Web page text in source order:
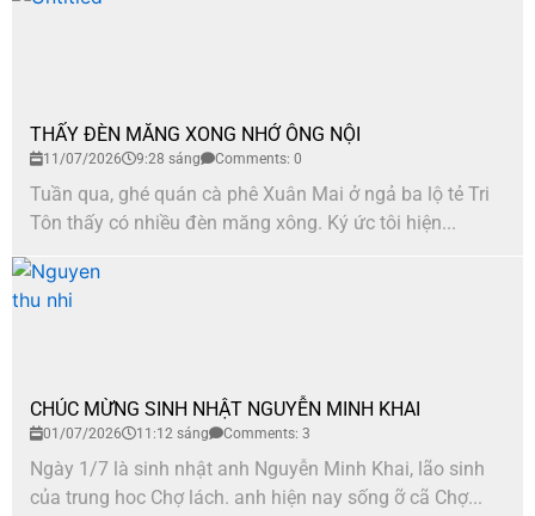
THẤY ĐÈN MĂNG XONG NHỚ ÔNG NỘI
11/07/2026 9:28 sáng Comments: 0
Tuần qua, ghé quán cà phê Xuân Mai ở ngả ba lộ tẻ Tri
Tôn thấy có nhiều đèn măng xông. Ký ức tôi hiện...
CHÚC MỪNG SINH NHẬT NGUYỄN MINH KHAI
01/07/2026 11:12 sáng Comments: 3
Ngày 1/7 là sinh nhật anh Nguyễn Minh Khai, lão sinh
của trung hoc Chợ lách. anh hiện nay sống ỡ cã Chợ...